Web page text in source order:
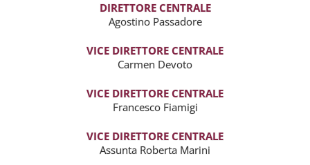
DIRETTORE CENTRALE
Agostino Passadore
VICE DIRETTORE CENTRALE
Carmen Devoto
VICE DIRETTORE CENTRALE
Francesco Fiamigi
VICE DIRETTORE CENTRALE
Assunta Roberta Marini